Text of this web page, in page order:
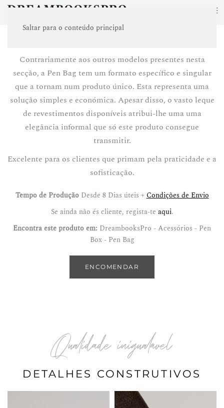
Saltar para o conteúdo principal
USB PEN BAG
Contrariamente aos outros modelos presentes nesta
secção, a Pen Bag tem um formato específico e singular
que a tornam num produto único. Esta representa uma
solução simples e económica. Apesar disso, o vasto leque
de revestimentos disponíveis atribui-lhe uma uma
elegância informal que só este produto consegue
transmitir.
Excelente para os clientes que primam pela praticidade e a
sofisticação.
Tempo de ProduçãoDesde 8 Dias úteis + Condições de Envio
Se ainda não és cliente, regista-te aqui.
Encontra este produto em: DreambooksPro - Acessórios - Pen
Box - Pen Bag
ENCOMENDAR
Qualidade inigualável
DETALHES CONSTRUTIVOS
≡